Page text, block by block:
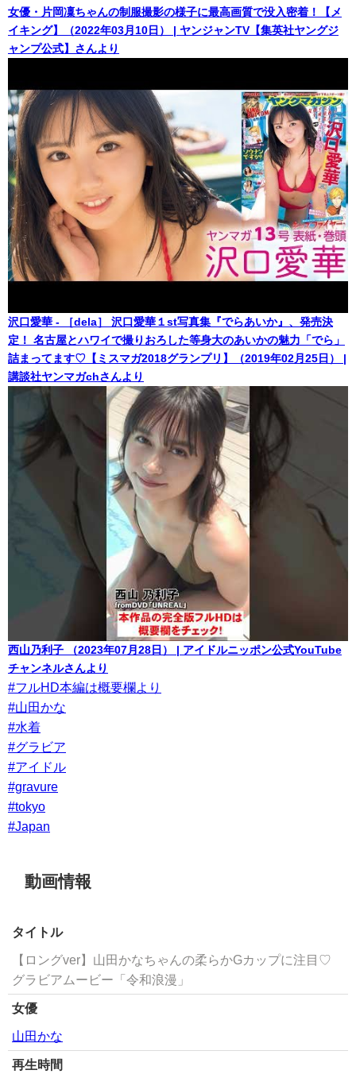
女優・片岡凜ちゃんの制服撮影の様子に最高画質で没入密着！【メ
イキング】（2022年03月10日） | ヤンジャンTV【集英社ヤングジ
ャンプ公式】さんより
沢口愛華 - ［dela］ 沢口愛華１st写真集『でらあいか』、発売決
定！ 名古屋とハワイで撮りおろした等身大のあいかの魅力「でら」
詰まってます♡【ミスマガ2018グランプリ】（2019年02月25日） |
講談社ヤンマガchさんより
西山乃利子 （2023年07月28日） | アイドルニッポン公式YouTube
チャンネルさんより
#フルHD本編は概要欄より
#山田かな
#水着
#グラビア
#アイドル
#gravure
#tokyo
#Japan
動画情報
タイトル
【ロングver】山田かなちゃんの柔らかGカップに注目♡
グラビアムービー「令和浪漫」
女優
山田かな
再生時間